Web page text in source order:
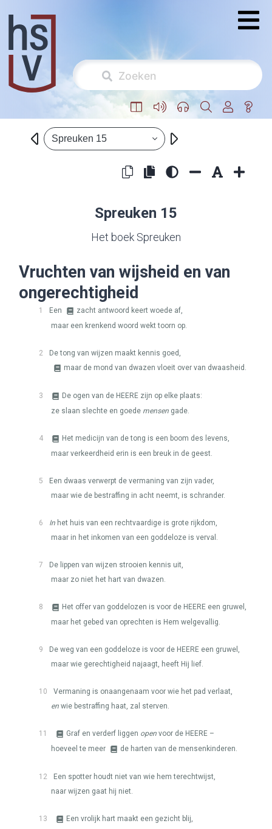
Spreuken 15
Spreuken 15
Het boek Spreuken
Vruchten van wijsheid en van
ongerechtigheid
1 Een
zacht antwoord keert woede af,
maar een krenkend woord wekt toorn op.
2
De tong van wijzen maakt kennis goed,
maar de mond van dwazen vloeit over van dwaasheid.
3 De ogen van de HEERE zijn op elke plaats:
ze slaan slechte en goede mensen gade.
4
Het medicijn van de tong is een boom des levens,
maar verkeerdheid erin is een breuk in de geest.
5
Een dwaas verwerpt de vermaning van zijn vader,
maar wie de bestraffing in acht neemt, is schrander.
6 In het huis van een rechtvaardige is grote rijkdom,
maar in het inkomen van een goddeloze is verval.
7
De lippen van wijzen strooien kennis uit,
maar zo niet het hart van dwazen.
8 Het offer van goddelozen is voor de HEERE een gruwel,
maar het gebed van oprechten is Hem welgevallig.
9 De weg van een goddeloze is voor de HEERE een gruwel,
maar wie gerechtigheid najaagt, heeft Hij lief.
10
Vermaning is onaangenaam voor wie het pad verlaat,
en wie bestraffing haat, zal sterven.
11 Graf en verderf liggen open voor de HEERE –
hoeveel te meer
de harten van de mensenkinderen.
12
Een spotter houdt niet van wie hem terechtwijst,
naar wijzen gaat hij niet.
13
Een vrolijk hart maakt een gezicht blij,